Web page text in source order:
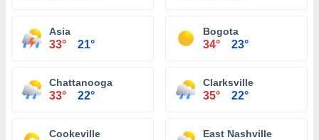
Asia
33° 21°
Bogota
34° 23°
Chattanooga
33° 22°
Clarksville
35° 22°
Cookeville East Nashville